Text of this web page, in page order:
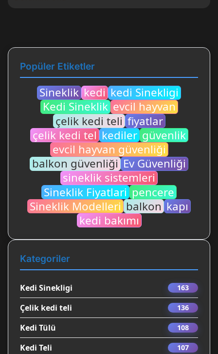
Popüler Etiketler
Sineklik kedi kedi Sinekligi
Kedi Sineklik evcil hayvan
çelik kedi teli fiyatlar
çelik kedi tel kediler güvenlik
evcil hayvan güvenliği
balkon güvenliği Ev Güvenliği
sineklik sistemleri
Sineklik Fiyatlari pencere
Sineklik Modelleri balkon kapı
kedi bakımı
Kategoriler
Kedi Sinekligi 163
Çelik kedi teli 136
Kedi Tülü 108
Kedi Teli 107